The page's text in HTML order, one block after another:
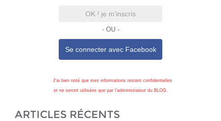
OK ! je m'inscris
- OU -
Se connecter avec Facebook
J'ai bien noté que mes informations restent confidentielles
et ne seront utilisées que par l'administrateur du BLOG.
ARTICLES RÉCENTS